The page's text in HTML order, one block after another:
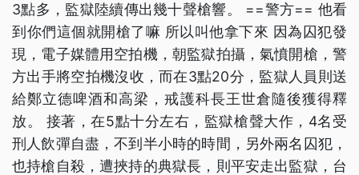
3點多，監獄陸續傳出幾十聲槍響。 ==警方== 他看
到你們這個就開槍了嘛 所以叫他拿下來 因為囚犯發
現，電子媒體用空拍機，朝監獄拍攝，氣憤開槍，警
方出手將空拍機沒收，而在3點20分，監獄人員則送
給鄭立德啤酒和高梁，戒護科長王世倉隨後獲得釋
放。 接著，在5點十分左右，監獄槍聲大作，4名受
刑人飲彈自盡，不到半小時的時間，另外兩名囚犯，
也持槍自殺，遭挾持的典獄長，則平安走出監獄，台